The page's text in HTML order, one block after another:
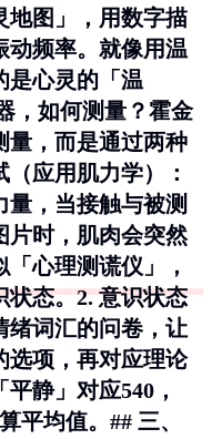
地图」，用数字描
动频率。就像用温
是心灵的「温
，如何测量？霍金
量，而是通过两种
（应用肌力学）：
，当接触与被测
片时，肌肉会突然
心理测谎仪」，
状态。2.意识状态
绪词汇的问卷，让
选项，再对应理论
静」对应540，
平均值。## 三、